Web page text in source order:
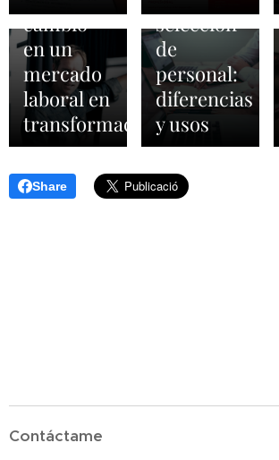
cambio
en un
mercado
laboral en
transformación
selección
de
personal:
diferencias
y usos
Share
Contáctame